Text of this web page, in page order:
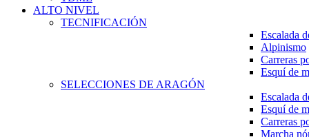
ALTO NIVEL
TECNIFICACIÓN
Escalada
Alpinismo
Carreras
Esquí de
SELECCIONES DE ARAGÓN
Escalada
Esquí de
Carreras
Marcha